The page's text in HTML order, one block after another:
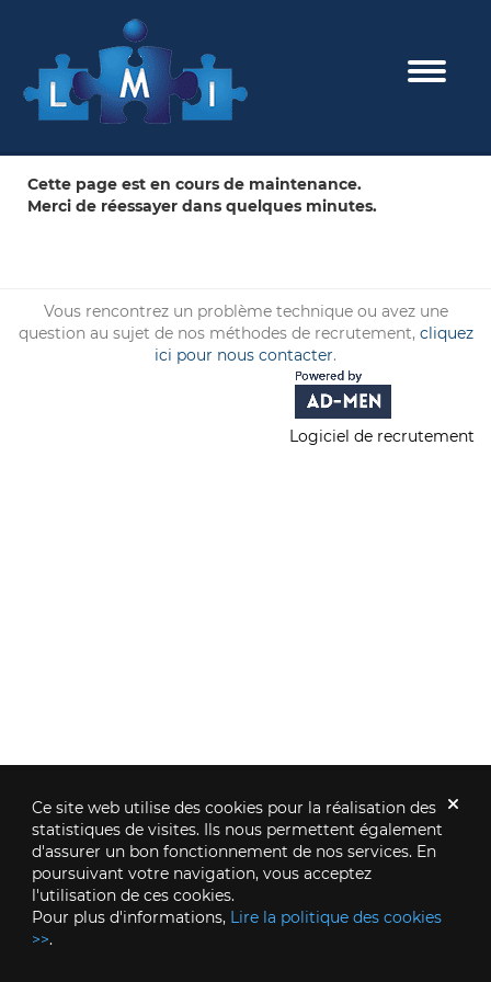
Ce site web utilise des cookies pour la réalisation des
statistiques de visites. Ils nous permettent également
d'assurer un bon fonctionnement de nos services. En
poursuivant votre navigation, vous acceptez
l'utilisation de ces cookies.
Pour plus d'informations, Lire la politique des cookies
>>.
Toggle
Cette page est en cours de maintenance.
Merci de réessayer dans quelques minutes.
Vous rencontrez un problème technique ou avez une
question au sujet de nos méthodes de recrutement, cliquez
ici pour nous contacter.
Logiciel de recrutement